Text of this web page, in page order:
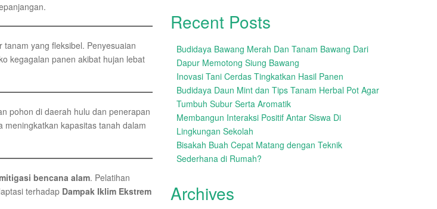
yang fleksibel. Penyesuaian
kegagalan panen akibat hujan lebat
pohon di daerah hulu dan penerapan
kapasitas tanah dalam
bencana alam. Pelatihan
terhadap Dampak Iklim Ekstrem
Recent Posts
Budidaya Bawang Merah Dan Tanam Bawang Dari
Dapur Memotong Siung Bawang
Inovasi Tani Cerdas Tingkatkan Hasil Panen
Budidaya Daun Mint dan Tips Tanam Herbal Pot Agar
Tumbuh Subur Serta Aromatik
Membangun Interaksi Positif Antar Siswa Di
Lingkungan Sekolah
Bisakah Buah Cepat Matang dengan Teknik
Sederhana di Rumah?
Archives